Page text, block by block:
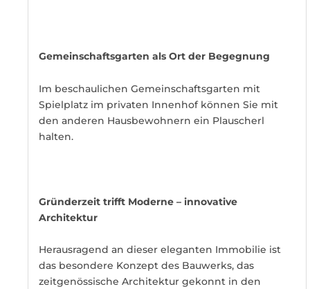
Gemeinschaftsgarten als Ort der Begegnung
Im beschaulichen Gemeinschaftsgarten mit
Spielplatz im privaten Innenhof können Sie mit
den anderen Hausbewohnern ein Plauscherl
halten.
Gründerzeit trifft Moderne – innovative
Architektur
Herausragend an dieser eleganten Immobilie ist
das besondere Konzept des Bauwerks, das
zeitgenössische Architektur gekonnt in den